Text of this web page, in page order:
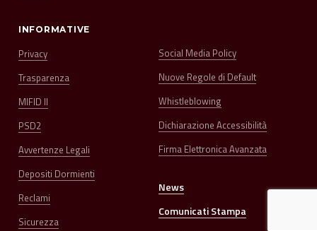
INFORMATIVE
Privacy
Trasparenza
MIFID II
PSD2
Avvertenze Legali
Depositi Dormienti
Reclami
Sicurezza
Social Media Policy
Nuove Regole di Default
Whistleblowing
Dichiarazione Accessibilità
Firma Elettronica Avanzata
News
Comunicati Stampa